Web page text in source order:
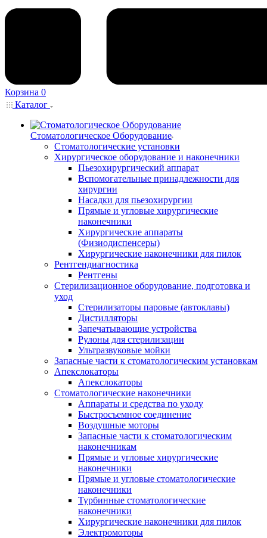
Корзина 0
Каталог
Стоматологическое Оборудование
Стоматологические установки
Хирургическое оборудование и наконечники
Пьезохирургический аппарат
Вспомогательные принадлежности для
хирургии
Насадки для пьезохирургии
Прямые и угловые хирургические
наконечники
Хирургические аппараты
(Физиодиспенсеры)
Хирургические наконечники для пилок
Рентгендиагностика
Рентгены
Стерилизационное оборудование, подготовка и
уход
Стерилизаторы паровые (автоклавы)
Дистилляторы
Запечатывающие устройства
Рулоны для стерилизации
Ультразвуковые мойки
Запасные части к стоматологическим установкам
Апекслокаторы
Апекслокаторы
Стоматологические наконечники
Аппараты и средства по уходу
Быстросъемное соединение
Воздушные моторы
Запасные части к стоматологическим
наконечникам
Прямые и угловые хирургические
наконечники
Прямые и угловые стоматологические
наконечники
Турбинные стоматологические
наконечники
Хирургические наконечники для пилок
Электромоторы